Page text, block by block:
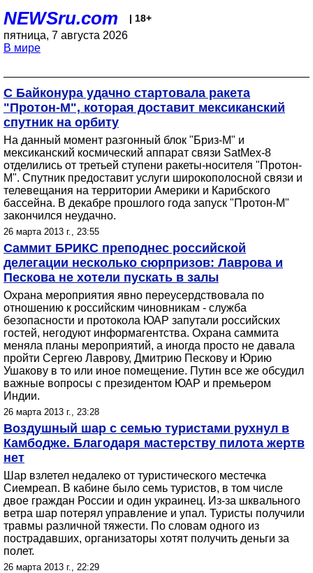
NEWSru.com | 18+
пятница, 7 августа 2026
В мире
С Байконура удачно стартовала ракета
"Протон-М", которая доставит мексиканский
спутник на орбиту
На данный момент разгонный блок "Бриз-М" и
мексиканский космический аппарат связи SatMex-8
отделились от третьей ступени ракеты-носителя "Протон-
М". Спутник предоставит услуги широкополосной связи и
телевещания на территории Америки и Карибского
бассейна. В декабре прошлого года запуск "Протон-М"
закончился неудачно.
26 марта 2013 г., 23:55
Саммит БРИКС преподнес российской
делегации несколько сюрпризов: Лаврова и
Пескова не хотели пускать в залы
Охрана мероприятия явно переусердствовала по
отношению к российским чиновникам - служба
безопасности и протокола ЮАР запутали российских
гостей, негодуют информагентства. Охрана саммита
меняла планы мероприятий, а иногда просто не давала
пройти Сергею Лаврову, Дмитрию Пескову и Юрию
Ушакову в то или иное помещение. Путин все же обсудил
важные вопросы с президентом ЮАР и премьером
Индии.
26 марта 2013 г., 23:28
Воздушный шар с семью туристами рухнул в
Камбодже. Благодаря мастерству пилота жертв
нет
Шар взлетел недалеко от туристического местечка
Сиемреап. В кабине было семь туристов, в том числе
двое граждан России и один украинец. Из-за шквального
ветра шар потерял управление и упал. Туристы получили
травмы различной тяжести. По словам одного из
пострадавших, организаторы хотят получить деньги за
полет.
26 марта 2013 г., 22:29